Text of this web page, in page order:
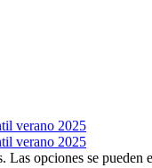
Las opciones se pueden